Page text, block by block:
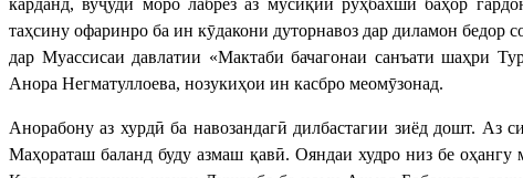
таҳсину офаринро ба ин кӯдакони дуторнавоз дар диламон бедор
дар Муассисаи давлатии «Мактаби бачагонаи санъати шаҳри
Анора Негматуллоева, нозукиҳои ин касбро меомӯзонад.
Анорабону аз хурдӣ ба навозандагӣ дилбастагии зиёд дошт. Аз
Маҳораташ баланд буду азмаш қавӣ. Ояндаи худро низ бе